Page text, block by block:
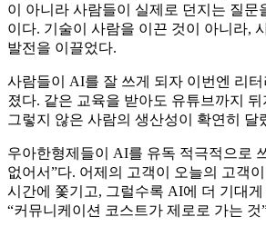
이 아니라 사람들이 실제로 던지는 질문
이다. 기술이 사람을 이끈 것이 아니라,
발전을 이끌었다.
사람들이 AI를 잘 쓰게 되자 이번엔 리
졌다. 같은 교육을 받아도 유튜브까지
그렇지 않은 사람의 생산성이 확연히 달
우아한형제들이 AI를 유독 적극적으로
없어서”다. 어제의 고객이 오늘의 고객
시간에 쫓기고, 그럴수록 AI에 더 기대
“커뮤니케이션 코스트가 제로로 가는 것